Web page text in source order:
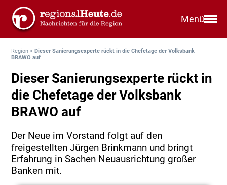
Menü
Region >Dieser Sanierungsexperte rückt in die Chefetage der Volksbank
BRAWO auf
Dieser Sanierungsexperte rückt in
die Chefetage der Volksbank
BRAWO auf
Der Neue im Vorstand folgt auf den
freigestellten Jürgen Brinkmann und bringt
Erfahrung in Sachen Neuausrichtung großer
Banken mit.